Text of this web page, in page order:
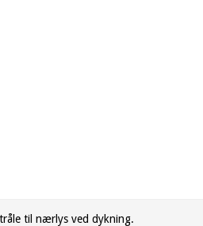
til nærlys ved dykning.